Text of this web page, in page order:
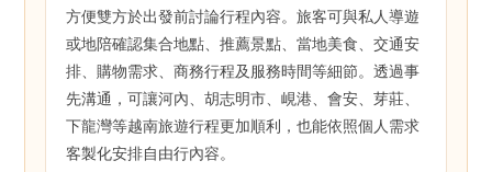
方便雙方於出發前討論行程內容。旅客可與私人導遊
或地陪確認集合地點、推薦景點、當地美食、交通安
排、購物需求、商務行程及服務時間等細節。透過事
先溝通，可讓河內、胡志明市、峴港、會安、芽莊、
下龍灣等越南旅遊行程更加順利，也能依照個人需求
客製化安排自由行內容。